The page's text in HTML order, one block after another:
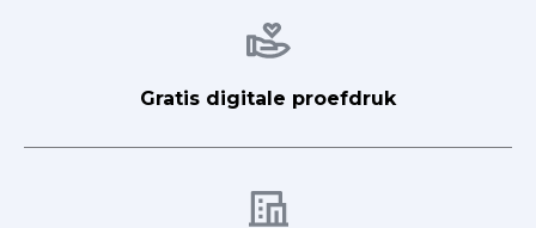
Afbeelding
Gratis digitale proefdruk
Afbeelding